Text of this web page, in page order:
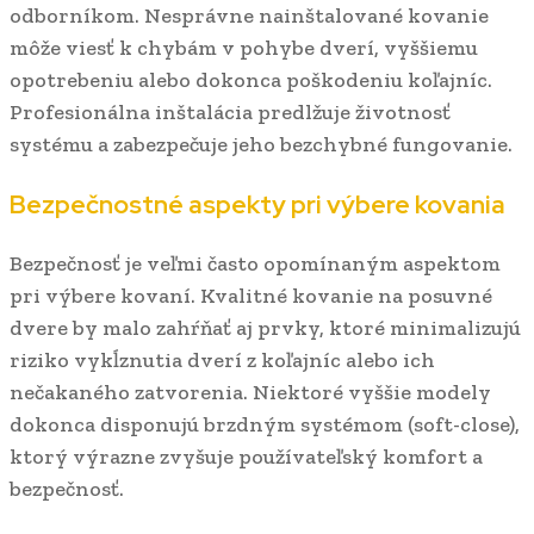
odborníkom. Nesprávne nainštalované kovanie
môže viesť k chybám v pohybe dverí, vyššiemu
opotrebeniu alebo dokonca poškodeniu koľajníc.
Profesionálna inštalácia predlžuje životnosť
systému a zabezpečuje jeho bezchybné fungovanie.
Bezpečnostné aspekty pri výbere kovania
Bezpečnosť je veľmi často opomínaným aspektom
pri výbere kovaní. Kvalitné kovanie na posuvné
dvere by malo zahŕňať aj prvky, ktoré minimalizujú
riziko vykĺznutia dverí z koľajníc alebo ich
nečakaného zatvorenia. Niektoré vyššie modely
dokonca disponujú brzdným systémom (soft-close),
ktorý výrazne zvyšuje používateľský komfort a
bezpečnosť.